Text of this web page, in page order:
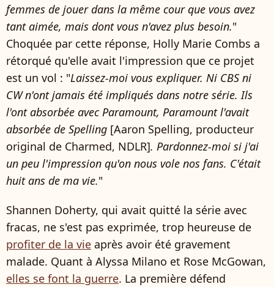
femmes de jouer dans la même cour que vous avez
tant aimée, mais dont vous n'avez plus besoin."
Choquée par cette réponse, Holly Marie Combs a
rétorqué qu'elle avait l'impression que ce projet
est un vol : "Laissez-moi vous expliquer. Ni CBS ni
CW n'ont jamais été impliqués dans notre série. Ils
l'ont absorbée avec Paramount, Paramount l'avait
absorbée de Spelling [Aaron Spelling, producteur
original de Charmed, NDLR]. Pardonnez-moi si j'ai
un peu l'impression qu'on nous vole nos fans. C'était
huit ans de ma vie."
Shannen Doherty, qui avait quitté la série avec
fracas, ne s'est pas exprimée, trop heureuse de
profiter de la vie après avoir été gravement
malade. Quant à Alyssa Milano et Rose McGowan,
elles se font la guerre. La première défend